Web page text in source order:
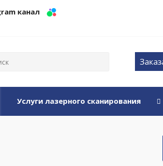
канал
Услуги лазерного сканирования